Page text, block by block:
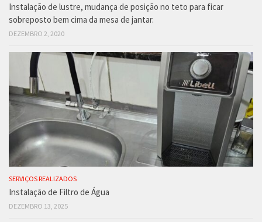
Instalação de lustre, mudança de posição no teto para ficar
sobreposto bem cima da mesa de jantar.
DEZEMBRO 2, 2020
SERVIÇOS REALIZADOS
Instalação de Filtro de Água
DEZEMBRO 13, 2025